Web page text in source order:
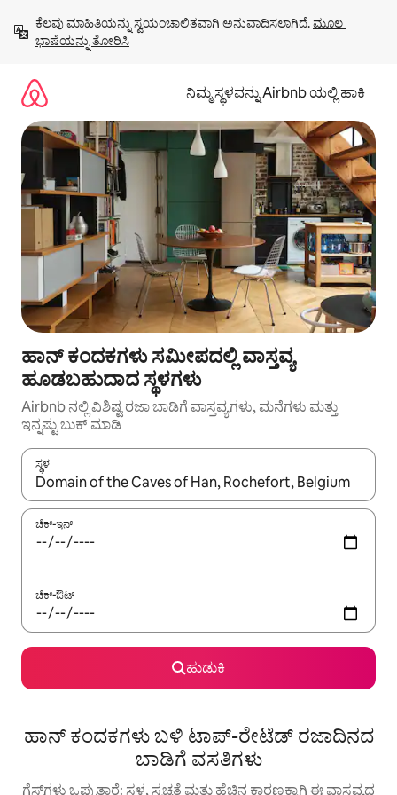
ಹೋಗಿ
ಕೆಲವು ಮಾಹಿತಿಯನ್ನು ಸ್ವಯಂಚಾಲಿತವಾಗಿ ಅನುವಾದಿಸಲಾಗಿದೆ. ಮೂಲ
ಭಾಷೆಯನ್ನು ತೋರಿಸಿ
ನಿಮ್ಮ ಸ್ಥಳವನ್ನು Airbnb ಯಲ್ಲಿ ಹಾಕಿ
ಹಾನ್ ಕಂದಕಗಳು ಸಮೀಪದಲ್ಲಿ ವಾಸ್ತವ್ಯ
ಹೂಡಬಹುದಾದ ಸ್ಥಳಗಳು
Airbnb ನಲ್ಲಿ ವಿಶಿಷ್ಟ ರಜಾ ಬಾಡಿಗೆ ವಾಸ್ತವ್ಯಗಳು, ಮನೆಗಳು ಮತ್ತು
ಇನ್ನಷ್ಟು ಬುಕ್ ಮಾಡಿ
ಸ್ಥಳ
ಫಲಿತಾಂಶಗಳು ಲಭ್ಯವಿರುವಾಗ, ಅಪ್ ಮತ್ತು ಡೌನ್ ಬಾಣದ ಕೀಲಿಗಳೊಂದಿಗೆ
ಚೆಕ್-ಇನ್
ಚೆಕ್-ಔಟ್
ಹುಡುಕಿ
ಹಾನ್ ಕಂದಕಗಳು ಬಳಿ ಟಾಪ್-ರೇಟೆಡ್ ರಜಾದಿನದ
ಬಾಡಿಗೆ ವಸತಿಗಳು
ಗೆಸ್ಟ್‌ಗಳು ಒಪ್ಪುತ್ತಾರೆ: ಸ್ಥಳ, ಸ್ವಚ್ಛತೆ ಮತ್ತು ಹೆಚ್ಚಿನ ಕಾರಣಕ್ಕಾಗಿ ಈ ವಾಸ್ತವ್ಯದ